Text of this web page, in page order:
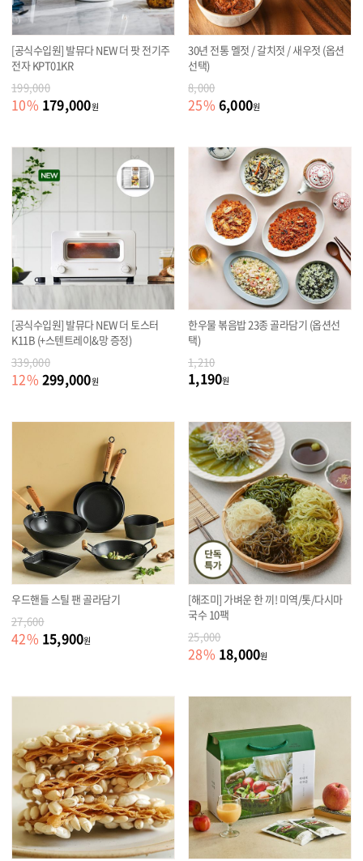
[공식수입원] 발뮤다 NEW 더 팟 전기주
전자 KPT01KR
199,000
10% 179,000원
30년 전통 멜젓 / 갈치젓 / 새우젓 (옵션
선택)
8,000
25% 6,000원
[공식수입원] 발뮤다 NEW 더 토스터
K11B (+스텐트레이&망 증정)
339,000
12% 299,000원
한우물 볶음밥 23종 골라담기 (옵션선
택)
1,210
1,190원
우드핸들 스틸 팬 골라담기
27,600
42% 15,900원
[해조미] 가벼운 한 끼! 미역/톳/다시마
국수 10팩
25,000
28% 18,000원